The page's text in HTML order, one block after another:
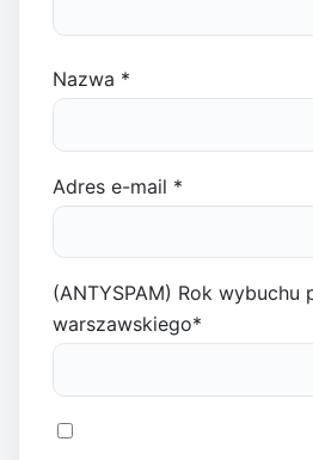
Nazwa *
Adres e-mail *
(ANTYSPAM) Rok wybuchu
warszawskiego*